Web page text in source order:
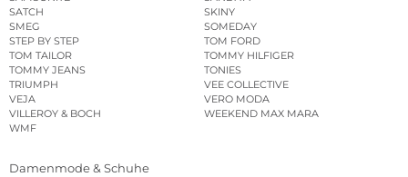
SATCH
SKINY
SMEG
SOMEDAY
STEP BY STEP
TOM FORD
TOM TAILOR
TOMMY HILFIGER
TOMMY JEANS
TONIES
TRIUMPH
VEE COLLECTIVE
VEJA
VERO MODA
VILLEROY & BOCH
WEEKEND MAX MARA
WMF
Damenmode & Schuhe